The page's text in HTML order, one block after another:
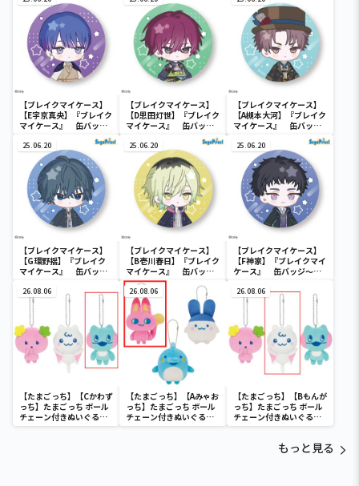
【ブレイクマイケース】
【E宇京真央】『ブレイク
マイケース』 缶バッジ
【ブレイクマイケース】
【D恩田灯世】『ブレイク
マイケース』 缶バッジ
【ブレイクマイケース】
【A槻本大河】『ブレイク
マイケース』 缶バッジ
25.06.20
【ブレイクマイケース】
【G環野揺】『ブレイク
マイケース』 缶バッジ
25.06.20
【ブレイクマイケース】
【B壱川春日】『ブレイク
マイケース』 缶バッジ
～管理部＆強行部～(EX)
25.06.20
【ブレイクマイケース】
【F神家】『ブレイクマイ
ケース』 缶バッジ～交
26.08.06
【たまごっち】【Cかわず
っち】たまごっち ボール
チェーン付きぬいぐるみ
～Tamagotchi
26.08.06
【たまごっち】【Aみゃお
っち】たまごっち ボール
チェーン付きぬいぐるみ
～Tamagotchi
26.08.06
【たまごっち】【Bもんが
っち】たまごっち ボール
チェーン付きぬいぐるみ
～Tamagotchi
もっと見る